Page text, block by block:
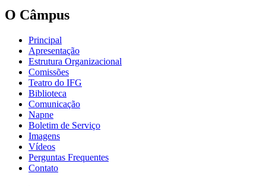
O Câmpus
Principal
Apresentação
Estrutura Organizacional
Comissões
Teatro do IFG
Biblioteca
Comunicação
Napne
Boletim de Serviço
Imagens
Vídeos
Perguntas Frequentes
Contato